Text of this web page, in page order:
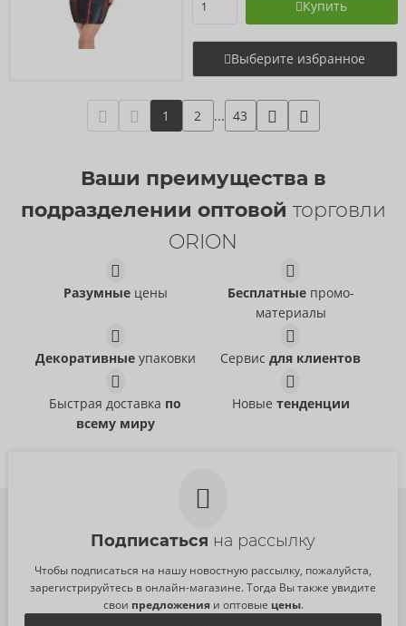
Купить
Выберите избранное
1 2 ... 43
Ваши преимущества в
подразделении оптовой торговли
ORION
Разумныецены Бесплатныепромо-
материалы
Декоративныеупаковки Сервисдля клиентов
Быстрая доставка по
всему миру
Новые тенденции
Подписаться на рассылку
Чтобы подписаться на нашу новостную рассылку, пожалуйста,
зарегистрируйтесь в онлайн-магазине. Тогда Вы также увидите
свои предложенияи оптовые цены.